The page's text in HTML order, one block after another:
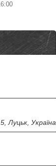
Луцьк, Україна